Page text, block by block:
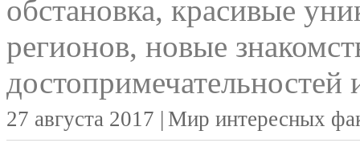
обстановка, красивые
регионов, новые
достопримечательностей
27 августа 2017 | Мир интересных